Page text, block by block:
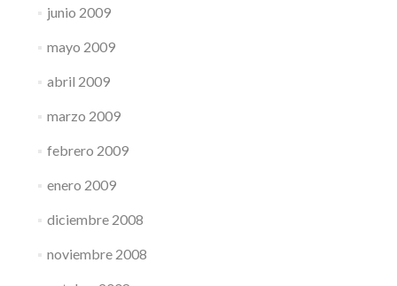
junio 2009
mayo 2009
abril 2009
marzo 2009
febrero 2009
enero 2009
diciembre 2008
noviembre 2008